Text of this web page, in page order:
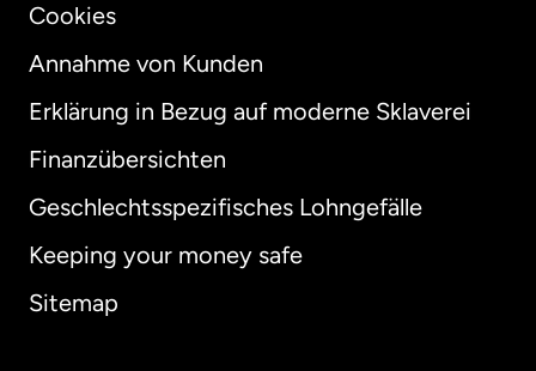
Cookies
Annahme von Kunden
Erklärung in Bezug auf moderne Sklaverei
Finanzübersichten
Geschlechtsspezifisches Lohngefälle
Keeping your money safe
Sitemap
International English
Australien